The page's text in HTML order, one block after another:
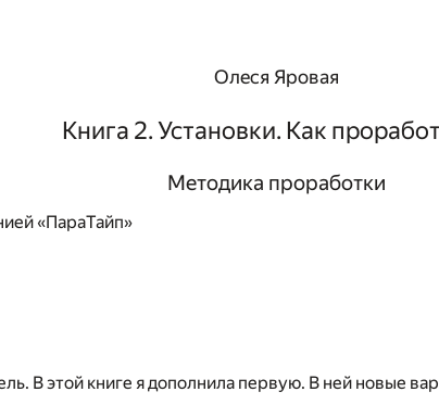
Олеся Яровая
Книга 2. Установки. Как
Методика проработки
«ПараТайп»
В этой книге я дополнила первую. В ней новые